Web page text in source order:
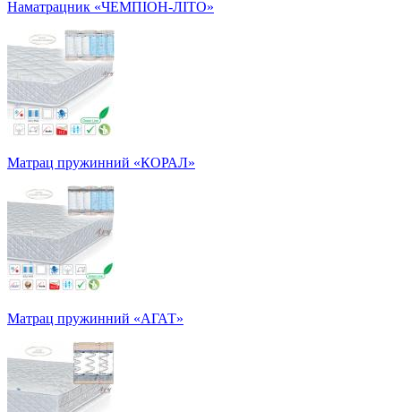
Наматрацник «ЧЕМПІОН-ЛІТО»
Матрац пружинний «КОРАЛ»
Матрац пружинний «АГАТ»